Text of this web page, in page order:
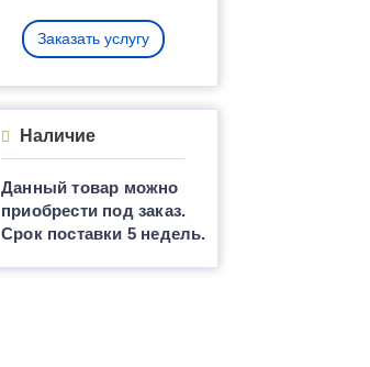
Заказать услугу
Наличие
Данный товар можно
приобрести под заказ.
Срок поставки 5 недель.